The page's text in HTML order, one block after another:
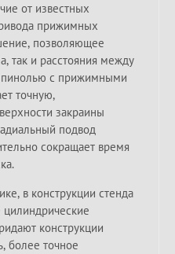
от известных
прижимных
позволяющее
так и расстояния между
с прижимными
точную,
закраины
подвод
сокращает время
в конструкции стенда
конструкции
более точное